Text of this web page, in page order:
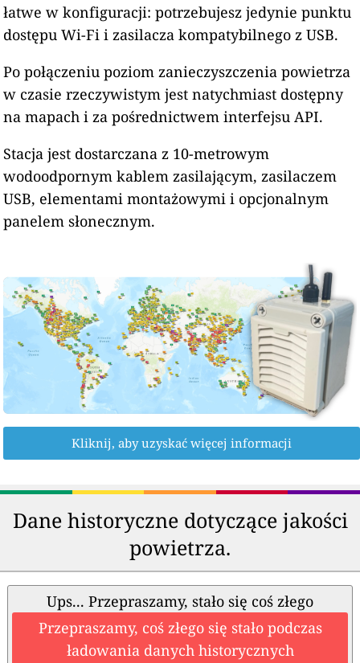
łatwe w konfiguracji: potrzebujesz jedynie punktu
dostępu Wi-Fi i zasilacza kompatybilnego z USB.
Po połączeniu poziom zanieczyszczenia powietrza
w czasie rzeczywistym jest natychmiast dostępny
na mapach i za pośrednictwem interfejsu API.
Stacja jest dostarczana z 10-metrowym
wodoodpornym kablem zasilającym, zasilaczem
USB, elementami montażowymi i opcjonalnym
panelem słonecznym.
Kliknij, aby uzyskać więcej informacji
Dane historyczne dotyczące jakości
powietrza.
Ups... Przepraszamy, stało się coś złego
Przepraszamy, coś złego się stało podczas
ładowania danych historycznych